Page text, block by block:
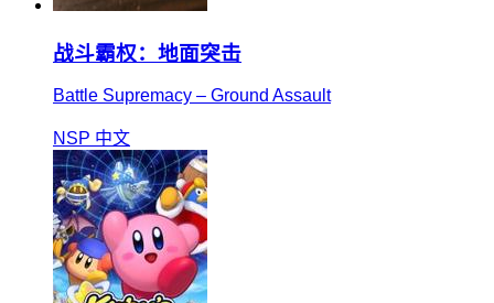
战斗霸权：地面突击
Battle Supremacy – Ground Assault
NSP 中文